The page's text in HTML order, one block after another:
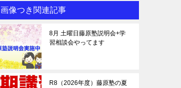
画像つき関連記事
8月 土曜日藤原塾説明会+学
習相談会やってます
R8（2026年度）藤原塾の夏